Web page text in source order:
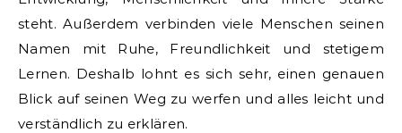
steht. Außerdem verbinden viele Menschen seinen
Namen mit Ruhe, Freundlichkeit und stetigem
Lernen. Deshalb lohnt es sich sehr, einen genauen
Blick auf seinen Weg zu werfen und alles leicht und
verständlich zu erklären.